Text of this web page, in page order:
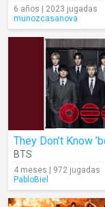
6 años | 2023 jugadas
munozcasanova
BTS
4 meses | 972 jugadas
PabloBiel